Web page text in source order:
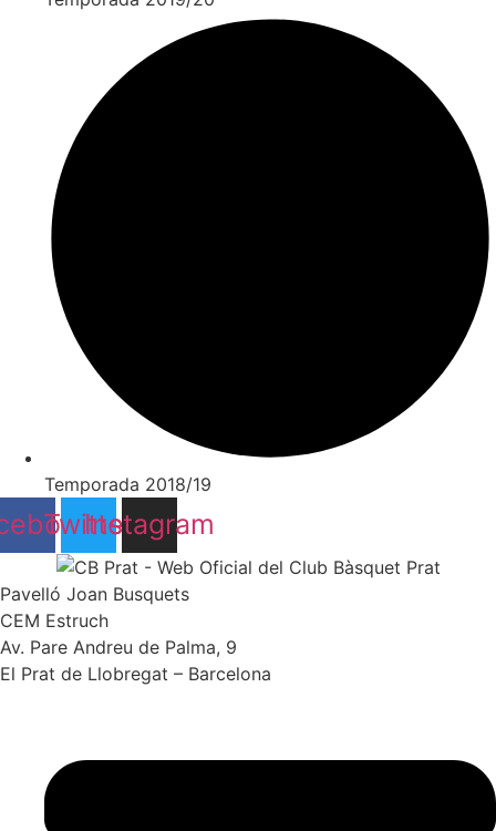
Temporada 2018/19
Twitter
Instagram
Pavelló Joan Busquets
CEM Estruch
Av. Pare Andreu de Palma, 9
El Prat de Llobregat – Barcelona